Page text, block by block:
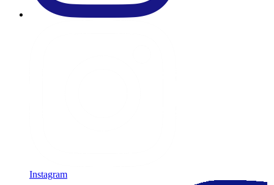
Instagram